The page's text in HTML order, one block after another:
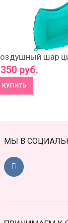
шар
руб.
КУПИТЬ
МЫ В